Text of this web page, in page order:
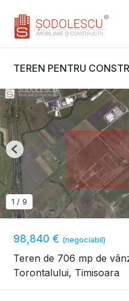
TEREN PENTRU
98,840 € (negociabil)
Teren de 706 mp de
Torontalului, Timisoara
1 / 9
Previous